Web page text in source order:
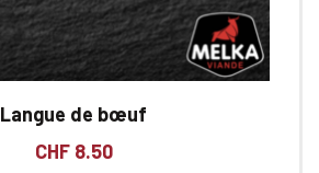
Langue de bœuf
CHF8.50